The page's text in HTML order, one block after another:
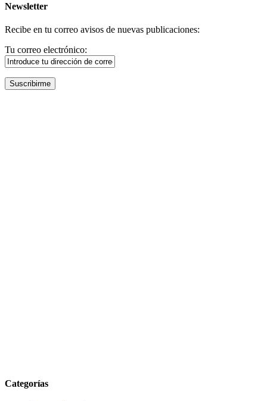
Newsletter
Recibe en tu correo avisos de nuevas publicaciones:
Tu correo electrónico:
Categorías